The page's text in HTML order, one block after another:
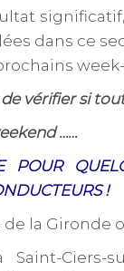
dans ce
week-
vérifier si
……
POUR
!
de la Gironde
Saint-Ciers-